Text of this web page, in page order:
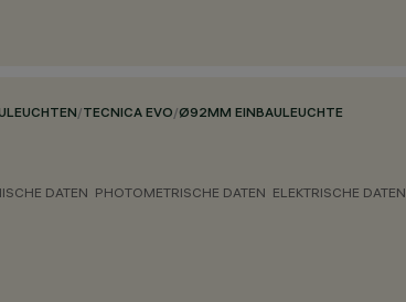
/TECNICA EVO/Ø92MM EINBAULEUCHTE
DATEN PHOTOMETRISCHE DATEN ELEKTRISCHE DATEN